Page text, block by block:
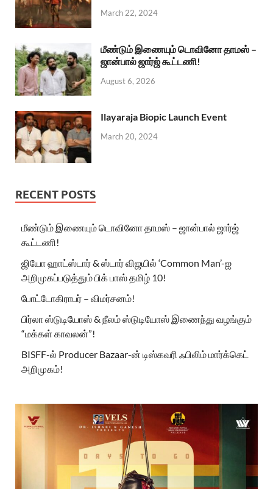
March 22, 2024
மீண்டும் இணையும் டொவினோ தாமஸ் –
ஜான்பால் ஜார்ஜ் கூட்டணி!
August 6, 2026
Ilayaraja Biopic Launch Event
March 20, 2024
RECENT POSTS
மீண்டும் இணையும் டொவினோ தாமஸ் – ஜான்பால் ஜார்ஜ்
கூட்டணி!
ஜியோ ஹாட்ஸ்டார் & ஸ்டார் விஜயில் ‘Common Man’-ஐ
அறிமுகப்படுத்தும் பிக் பாஸ் தமிழ் 10!
போட்டோகிராபர் – விமர்சனம்!
பிர்லா ஸ்டுடியோஸ் & நீலம் ஸ்டுடியோஸ் இணைந்து வழங்கும்
“மக்கள் காவலன்”!
BISFF-ல் Producer Bazaar-ன் டிஸ்கவரி ஃபிலிம் மார்க்கெட்
அறிமுகம்!